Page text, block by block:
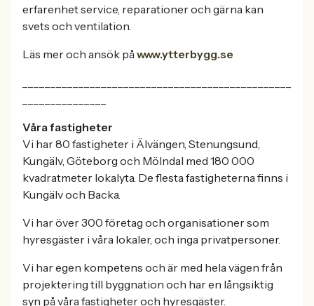
erfarenhet service, reparationer och gärna kan
svets och ventilation.
Läs mer och ansök på www.ytterbygg.se
Våra fastigheter
Vi har 80 fastigheter i Älvängen, Stenungsund,
Kungälv, Göteborg och Mölndal med 180 000
kvadratmeter lokalyta. De flesta fastigheterna finns i
Kungälv och Backa.
Vi har över 300 företag och organisationer som
hyresgäster i våra lokaler, och inga privatpersoner.
Vi har egen kompetens och är med hela vägen från
projektering till byggnation och har en långsiktig
syn på våra fastigheter och hyresgäster.